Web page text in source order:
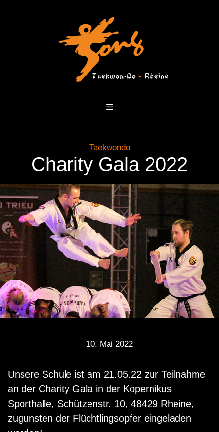
Taekwondo
Charity Gala 2022
10. Mai 2022
Unsere Schule ist am 21.05.22 zur Teilnahme
an der Charity Gala in der Kopernikus
Sporthalle, Schützenstr. 10, 48429 Rheine,
zugunsten der Flüchtlingsopfer eingeladen